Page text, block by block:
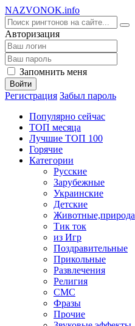
NAZVONOK.info
Авторизация
Запомнить меня
Войти
Регистрация Забыл пароль
Популярно сейчас
ТОП месяца
Лучшие ТОП 100
Горячие
Категории
Русские
Зарубежные
Украинские
Детские
Животные,природа
Тик ток
из Игр
Поздравительные
Прикольные
Развлечения
Религия
СМС
Фразы
Прочие